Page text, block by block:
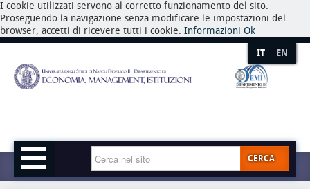
I cookie utilizzati servono al corretto funzionamento del sito.
Proseguendo la navigazione senza modificare le impostazioni del
browser, accetti di ricevere tutti i cookie. Informazioni Ok
IT EN
CERCA